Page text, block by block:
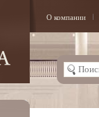
О компании